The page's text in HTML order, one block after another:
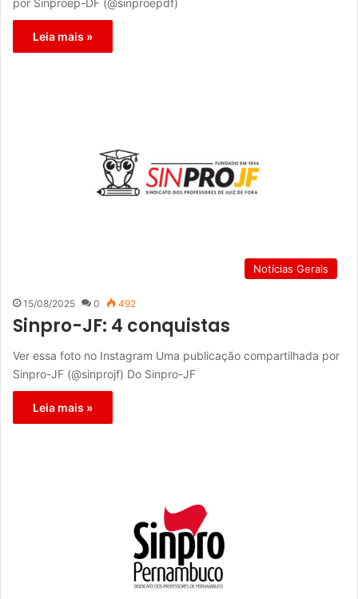
por Sinproep-DF (@sinproepdf)
Leia mais »
Notícias Gerais
15/08/2025 0 492
Sinpro-JF: 4 conquistas
Ver essa foto no Instagram Uma publicação compartilhada por
Sinpro-JF (@sinprojf) Do Sinpro-JF
Leia mais »